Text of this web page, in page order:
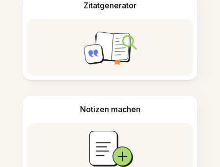
Zitatgenerator
Notizen machen